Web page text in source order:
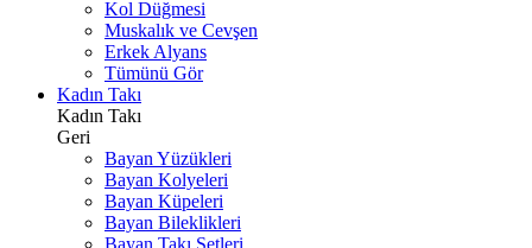
Kol Düğmesi
Muskalık ve Cevşen
Erkek Alyans
Tümünü Gör
Kadın Takı
Kadın Takı
Geri
Bayan Yüzükleri
Bayan Kolyeleri
Bayan Küpeleri
Bayan Bileklikleri
Bayan Takı Setleri